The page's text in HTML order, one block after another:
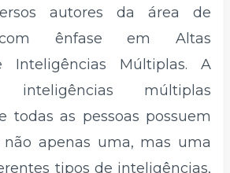
autores da área de
com ênfase em Altas
Inteligências Múltiplas. A
múltiplas
todas as pessoas possuem
apenas uma, mas uma
tipos de inteligências,